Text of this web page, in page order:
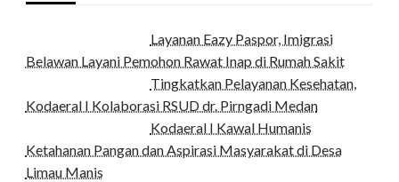
Layanan Eazy Paspor, Imigrasi
Belawan Layani Pemohon Rawat Inap di Rumah Sakit
Tingkatkan Pelayanan Kesehatan,
Kodaeral I Kolaborasi RSUD dr. Pirngadi Medan‎
Kodaeral I Kawal Humanis
Ketahanan Pangan dan Aspirasi Masyarakat di Desa
Limau Manis